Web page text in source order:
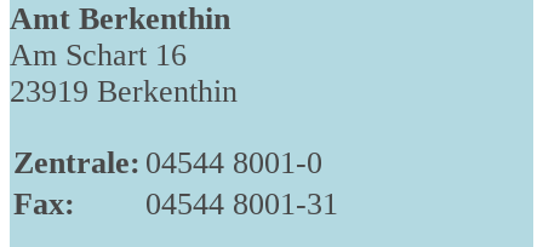
Amt Berkenthin
Am Schart 16
23919 Berkenthin
Zentrale: 04544 8001-0
Fax:
04544 8001-31